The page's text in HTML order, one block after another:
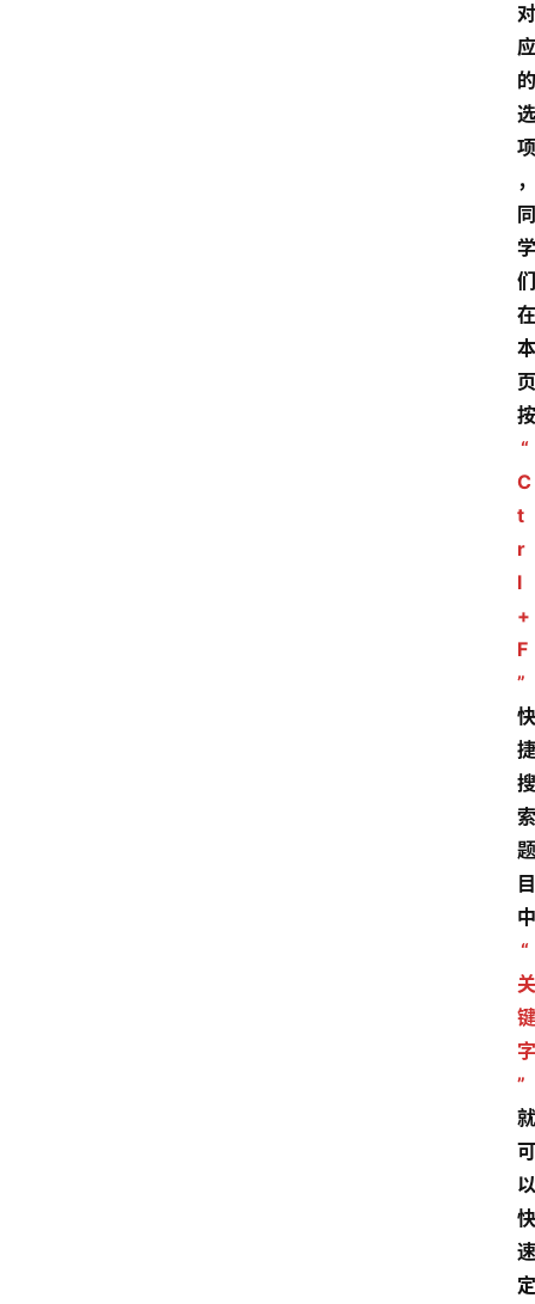
对
应
的
选
项
，
同
学
们
在
本
页
按
“
C
t
r
l
+
F
”
快
捷
搜
索
题
目
中
“
关
键
字
”
就
可
以
快
速
定